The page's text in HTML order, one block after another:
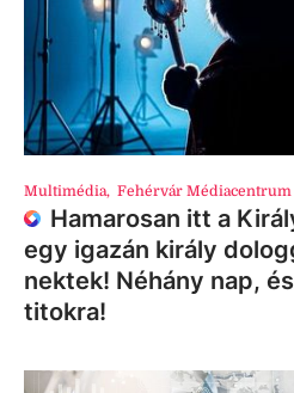
Multimédia, Fehérvár Médiacentrum
Hamarosan itt a
egy igazán király
nektek! Néhány nap,
titokra!